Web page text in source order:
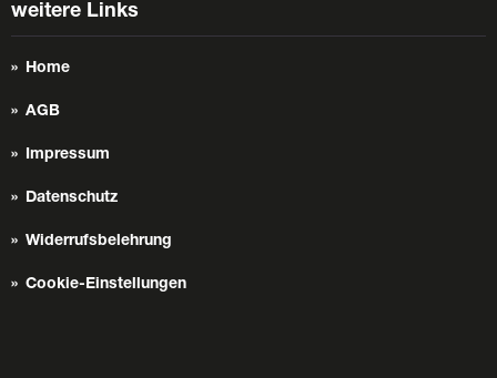
weitere Links
Home
AGB
Impressum
Datenschutz
Widerrufsbelehrung
Cookie-Einstellungen